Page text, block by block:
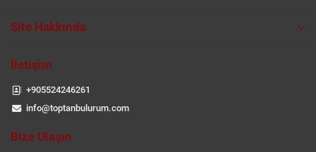
Site Hakkında
İletişim
+905524246261
info@toptanbulurum.com
Bize Ulaşın